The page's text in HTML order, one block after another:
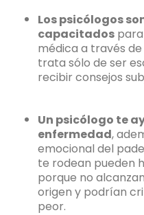
Los psicólogos
capacitados
médica a través
trata sólo de ser
recibir consejos
Un psicólogo te
enfermedad,
emocional del
te rodean pueden
porque no
origen y podrían
peor.